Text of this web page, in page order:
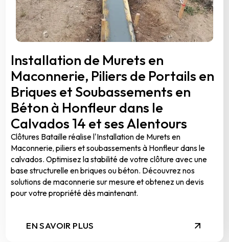
Installation de Murets en
Maconnerie, Piliers de Portails en
Briques et Soubassements en
Béton à Honfleur dans le
Calvados 14 et ses Alentours
Clôtures Bataille réalise l'Installation de Murets en
Maconnerie, piliers et soubassements à Honfleur dans le
calvados. Optimisez la stabilité de votre clôture avec une
base structurelle en briques ou béton. Découvrez nos
solutions de maconnerie sur mesure et obtenez un devis
pour votre propriété dès maintenant.
EN SAVOIR PLUS